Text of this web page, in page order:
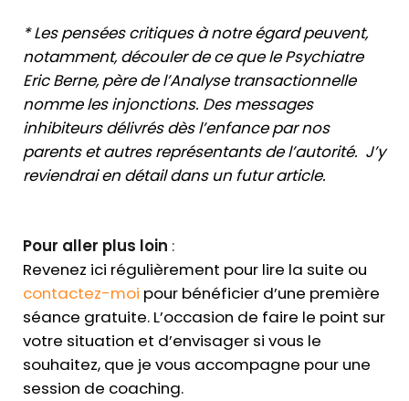
* Les pensées critiques à notre égard peuvent,
notamment, découler de ce que le Psychiatre
Eric Berne, père de l’Analyse transactionnelle
nomme les injonctions. Des messages
inhibiteurs délivrés dès l’enfance par nos
parents et autres représentants de l’autorité. J’y
reviendrai en détail dans un futur article.
Pour aller plus loin :
Revenez ici régulièrement pour lire la suite ou
contactez-moi pour bénéficier d’une première
séance gratuite. L’occasion de faire le point sur
votre situation et d’envisager si vous le
souhaitez, que je vous accompagne pour une
session de coaching.